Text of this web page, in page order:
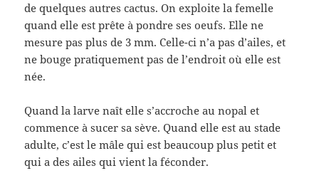
de quelques autres cactus. On exploite la femelle
quand elle est prête à pondre ses oeufs. Elle ne
mesure pas plus de 3 mm. Celle-ci n’a pas d’ailes, et
ne bouge pratiquement pas de l’endroit où elle est
née.
Quand la larve naît elle s’accroche au nopal et
commence à sucer sa sève. Quand elle est au stade
adulte, c’est le mâle qui est beaucoup plus petit et
qui a des ailes qui vient la féconder.